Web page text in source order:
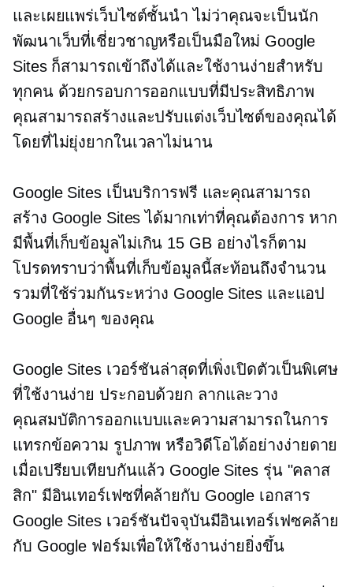
และเผยแพร่เว็บไซต์ชั้นนำ ไม่ว่าคุณจะเป็นนัก
พัฒนาเว็บที่เชี่ยวชาญหรือเป็นมือใหม่ Google
Sites ก็สามารถเข้าถึงได้และใช้งานง่ายสำหรับ
ทุกคน ด้วยกรอบการออกแบบที่มีประสิทธิภาพ
คุณสามารถสร้างและปรับแต่งเว็บไซต์ของคุณได้
โดยที่ไม่ยุ่งยากในเวลาไม่นาน
Google Sites เป็นบริการฟรี และคุณสามารถ
สร้าง Google Sites ได้มากเท่าที่คุณต้องการ หาก
มีพื้นที่เก็บข้อมูลไม่เกิน 15 GB อย่างไรก็ตาม
โปรดทราบว่าพื้นที่เก็บข้อมูลนี้สะท้อนถึงจำนวน
รวมที่ใช้ร่วมกันระหว่าง Google Sites และแอป
Google อื่นๆ ของคุณ
Google Sites เวอร์ชันล่าสุดที่เพิ่งเปิดตัวเป็นพิเศษ
ที่ใช้งานง่าย ประกอบด้วยก ลากและวาง
คุณสมบัติการออกแบบและความสามารถในการ
แทรกข้อความ รูปภาพ หรือวิดีโอได้อย่างง่ายดาย
เมื่อเปรียบเทียบกันแล้ว Google Sites รุ่น "คลาส
สิก" มีอินเทอร์เฟซที่คล้ายกับ Google เอกสาร
Google Sites เวอร์ชันปัจจุบันมีอินเทอร์เฟซคล้าย
กับ Google ฟอร์มเพื่อให้ใช้งานง่ายยิ่งขึ้น